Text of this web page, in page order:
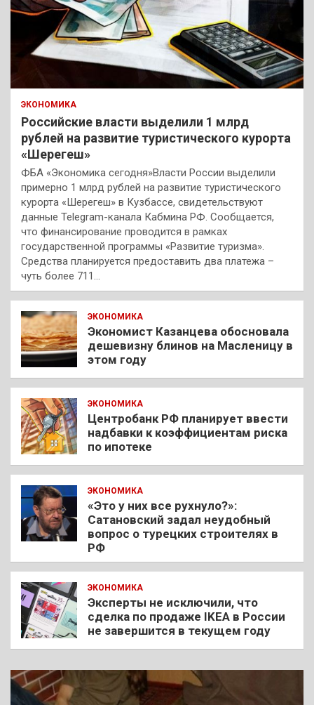
ЭКОНОМИКА
Российские власти выделили 1 млрд
рублей на развитие туристического курорта
«Шерегеш»
ФБА «Экономика сегодня»Власти России выделили
примерно 1 млрд рублей на развитие туристического
курорта «Шерегеш» в Кузбассе, свидетельствуют
данные Telegram-канала Кабмина РФ. Сообщается,
что финансирование проводится в рамках
государственной программы «Развитие туризма».
Средства планируется предоставить два платежа –
чуть более 711…
ЭКОНОМИКА
Экономист Казанцева обосновала
дешевизну блинов на Масленицу в
этом году
ЭКОНОМИКА
Центробанк РФ планирует ввести
надбавки к коэффициентам риска
по ипотеке
ЭКОНОМИКА
«Это у них все рухнуло?»:
Сатановский задал неудобный
вопрос о турецких строителях в
РФ
ЭКОНОМИКА
Эксперты не исключили, что
сделка по продаже IKEA в России
не завершится в текущем году